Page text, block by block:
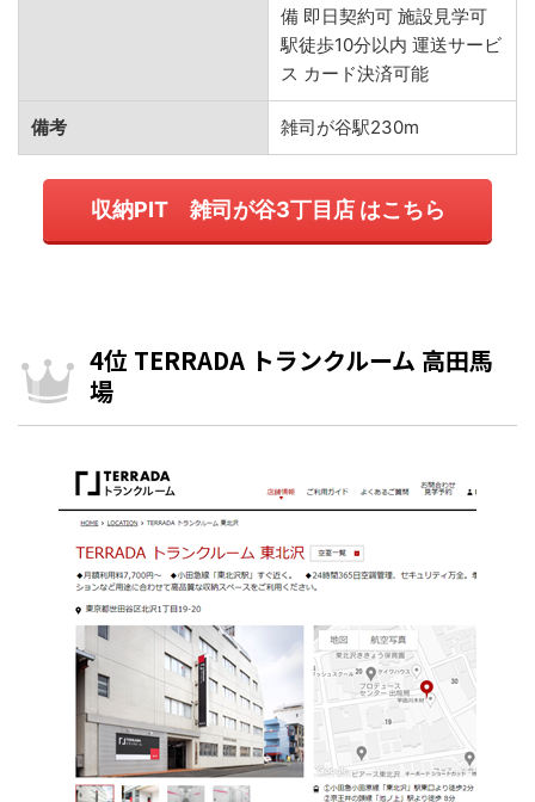
備 即日契約可 施設見学可
駅徒歩10分以内 運送サービ
ス カード決済可能
備考 雑司が谷駅230m
収納PIT 雑司が谷3丁目店 はこちら
4位 TERRADA トランクルーム 高田馬
場